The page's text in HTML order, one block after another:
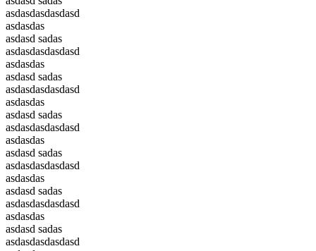
asdasdasdasdasd
asdasdas
asdasd sadas
asdasdasdasdasd
asdasdas
asdasd sadas
asdasdasdasdasd
asdasdas
asdasd sadas
asdasdasdasdasd
asdasdas
asdasd sadas
asdasdasdasdasd
asdasdas
asdasd sadas
asdasdasdasdasd
asdasdas
asdasd sadas
asdasdasdasdasd